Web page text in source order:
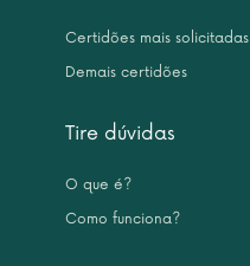
Certidões mais solicitadas
Demais certidões
Tire dúvidas
O que é?
Como funciona?